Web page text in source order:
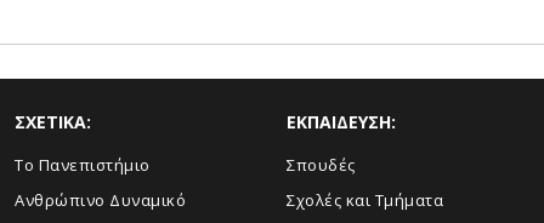
ΣΧΕΤΙΚΑ:
Το Πανεπιστήμιο
Ανθρώπινο Δυναμικό
ΕΚΠΑΙΔΕΥΣΗ:
Σπουδές
Σχολές και Τμήματα